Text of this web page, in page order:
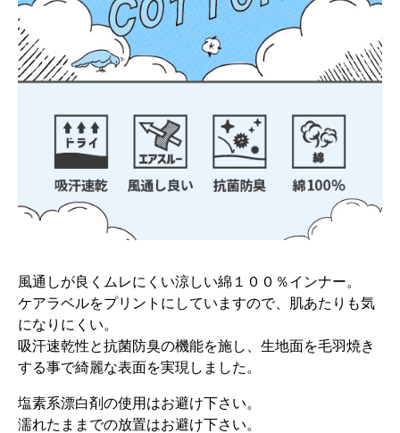
風通しが良くムレにくい涼しい綿１００％インナー。
ケアラベルをプリントにしていますので、肌あたりも気
になりにくい。
吸汗速乾性と抗菌防臭の機能を施し、生地面を毛羽焼き
する事で綺麗な表面を実現しました。
塩素系漂白剤の使用はお避け下さい。
濡れたままでの放置はお避け下さい。